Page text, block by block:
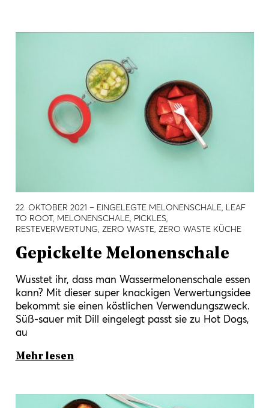
22. OKTOBER 2021 – EINGELEGTE MELONENSCHALE, LEAF
TO ROOT, MELONENSCHALE, PICKLES,
RESTEVERWERTUNG, ZERO WASTE, ZERO WASTE KÜCHE
Gepickelte Melonenschale
Wusstet ihr, dass man Wassermelonenschale essen
kann? Mit dieser super knackigen Verwertungsidee
bekommt sie einen köstlichen Verwendungszweck.
Süß-sauer mit Dill eingelegt passt sie zu Hot Dogs,
au
Mehr lesen